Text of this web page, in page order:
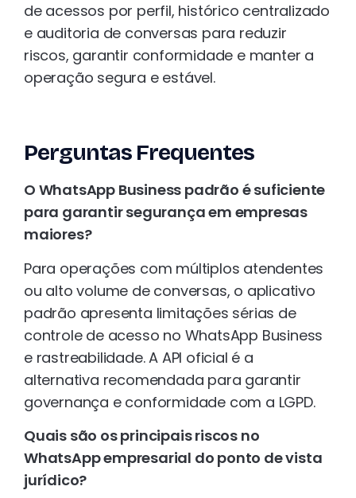
de acessos por perfil, histórico centralizado
e auditoria de conversas para reduzir
riscos, garantir conformidade e manter a
operação segura e estável.
Perguntas Frequentes
O WhatsApp Business padrão é suficiente
para garantir segurança em empresas
maiores?
Para operações com múltiplos atendentes
ou alto volume de conversas, o aplicativo
padrão apresenta limitações sérias de
controle de acesso no WhatsApp Business
e rastreabilidade. A API oficial é a
alternativa recomendada para garantir
governança e conformidade com a LGPD.
Quais são os principais riscos no
WhatsApp empresarial do ponto de vista
jurídico?